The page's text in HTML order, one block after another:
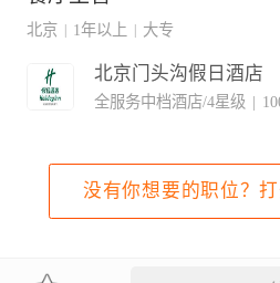
北京 | 1年以上 | 大专
北京门头沟假日酒店
全服务中档酒店/4星级 |
没有你想要的职位？